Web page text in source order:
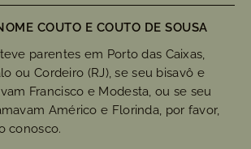
COUTO E COUTO DE SOUSA
parentes em Porto das Caixas,
ou Cordeiro (RJ), se seu bisavô e
Francisco e Modesta, ou se seu
Américo e Florinda, por favor,
conosco.